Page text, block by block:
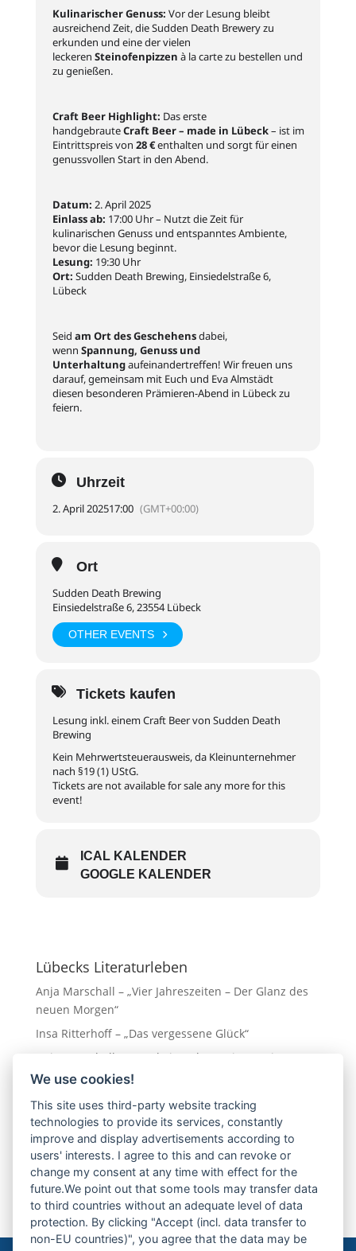
Kulinarischer Genuss: Vor der Lesung bleibt
ausreichend Zeit, die Sudden Death Brewery zu
erkunden und eine der vielen
leckeren Steinofenpizzen à la carte zu bestellen und
zu genießen.
Craft Beer Highlight: Das erste
handgebrauteCraft Beer – made in Lübeck– ist im
Eintrittspreis von 28 €enthalten und sorgt für einen
genussvollen Start in den Abend.
Datum: 2. April 2025
Einlass ab: 17:00 Uhr – Nutzt die Zeit für
kulinarischen Genuss und entspanntes Ambiente,
bevor die Lesung beginnt.
Lesung: 19:30 Uhr
Ort: Sudden Death Brewing, Einsiedelstraße 6,
Lübeck
Seid am Ort des Geschehensdabei,
wenn Spannung, Genuss und
Unterhaltungaufeinandertreffen! Wir freuen uns
darauf, gemeinsam mit Euch und Eva Almstädt
diesen besonderen Prämieren-Abend in Lübeck zu
feiern.
Uhrzeit
2. April 202517:00 (GMT+00:00)
Ort
Sudden Death Brewing
Einsiedelstraße 6, 23554 Lübeck
OTHER EVENTS
Tickets kaufen
Lesung inkl. einem Craft Beer von Sudden Death
Brewing
Kein Mehrwertsteuerausweis, da Kleinunternehmer
nach §19 (1) UStG.
Tickets are not available for sale any more for this
event!
ICAL KALENDER
GOOGLE KALENDER
Lübecks Literaturleben
Anja Marschall – „Vier Jahreszeiten – Der Glanz des
neuen Morgen“
Insa Ritterhoff – „Das vergessene Glück“
Anja Marschall – „Hotel Vier Jahreszeiten – Ein Traum
in Gold“
Eva Almstädt „Ostseedämmerung“
Leo Hansen – „Napoli am Ostseestrand“
Nächste Veranstaltung
We use cookies!
This site uses third-party website tracking
technologies to provide its services, constantly
improve and display advertisements according to
users' interests. I agree to this and can revoke or
change my consent at any time with effect for the
future.We point out that some tools may transfer data
to third countries without an adequate level of data
protection. By clicking "Accept (incl. data transfer to
non-EU countries)", you agree that the data may be